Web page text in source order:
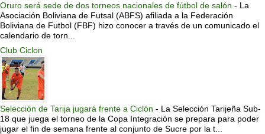
Oruro será sede de dos torneos nacionales de fútbol de salón - La
Asociación Boliviana de Futsal (ABFS) afiliada a la Federación
Boliviana de Futbol (FBF) hizo conocer a través de un comunicado el
calendario de torn...
Club Ciclon
Selección de Tarija jugará frente a Ciclón - La Selección Tarijeña Sub-
18 que juega el torneo de la Copa Integración se prepara para poder
jugar el fin de semana frente al conjunto de Sucre por la t...